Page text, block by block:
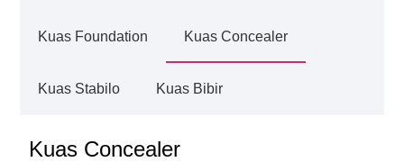
Kuas Foundation Kuas Concealer
Kuas Stabilo Kuas Bibir
Kuas Concealer